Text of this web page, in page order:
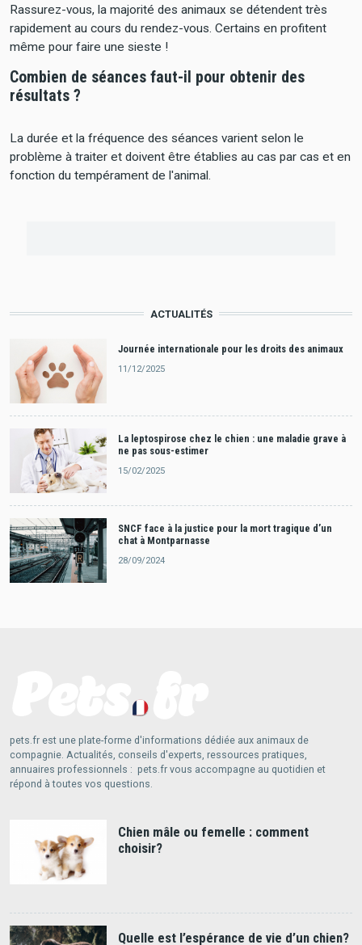
Rassurez-vous, la majorité des animaux se détendent très
rapidement au cours du rendez-vous. Certains en profitent
même pour faire une sieste !
Combien de séances faut-il pour obtenir des
résultats ?
La durée et la fréquence des séances varient selon le
problème à traiter et doivent être établies au cas par cas et en
fonction du tempérament de l'animal.
ACTUALITÉS
Journée internationale pour les droits des animaux
11/12/2025
La leptospirose chez le chien : une maladie grave à
ne pas sous-estimer
15/02/2025
SNCF face à la justice pour la mort tragique d’un
chat à Montparnasse
28/09/2024
pets.fr est une plate-forme d'informations dédiée aux animaux de
compagnie. Actualités, conseils d'experts, ressources pratiques,
annuaires professionnels : pets.fr vous accompagne au quotidien et
répond à toutes vos questions.
Chien mâle ou femelle : comment
choisir?
Quelle est l’espérance de vie d’un chien?